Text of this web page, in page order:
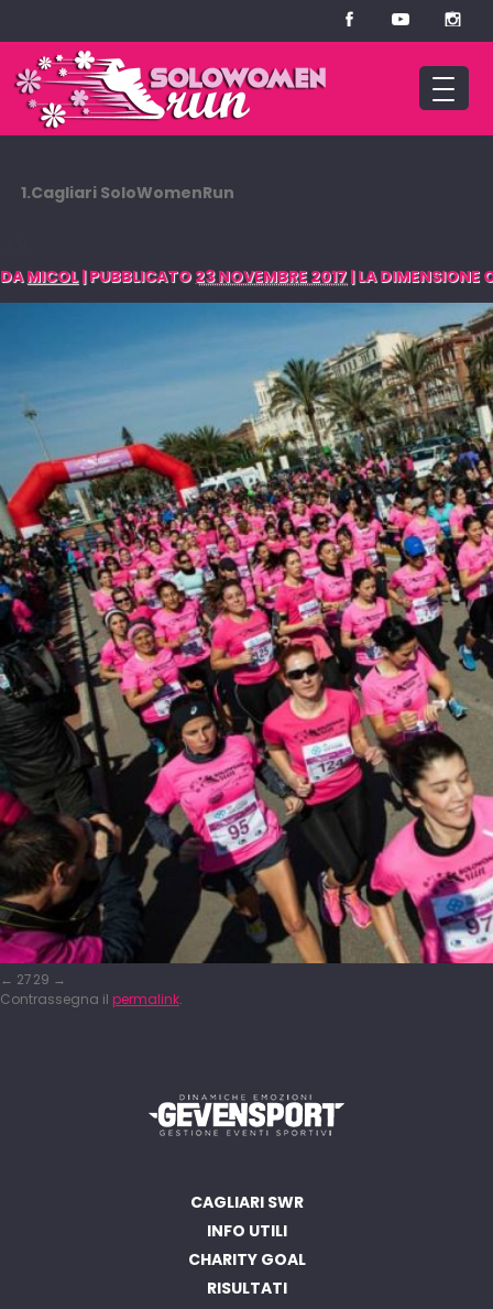
1.Cagliari SoloWomenRun
DA MICOL | PUBBLICATO 23 NOVEMBRE 2017 |LA DIMENSIONE
2729
Contrassegna il permalink.
CAGLIARI SWR
INFO UTILI
CHARITY GOAL
RISULTATI